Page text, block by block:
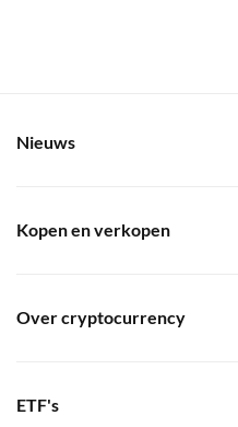
Nieuws
Kopen en verkopen
Over cryptocurrency
ETF's